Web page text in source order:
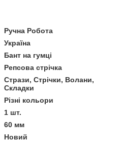
Ручна Робота
Україна
Бант на гумці
Репсова стрічка
Стрази, Стрічки, Волани,
Складки
Різні кольори
1 шт.
60 мм
Новий